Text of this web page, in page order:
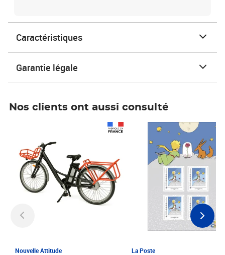
Caractéristiques
Garantie légale
Nos clients ont aussi consulté
Nouvelle Attitude La Poste
Prix 6,25€ HT